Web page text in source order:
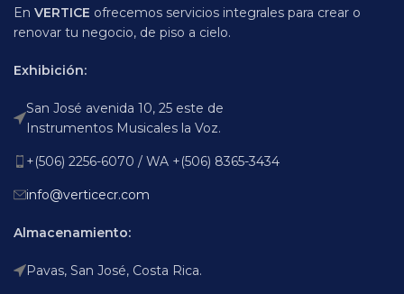
En VERTICE ofrecemos servicios integrales para crear o
renovar tu negocio, de piso a cielo.
Exhibición:
San José avenida 10, 25 este de
Instrumentos Musicales la Voz.
+(506) 2256-6070 / WA +(506) 8365-3434
info@verticecr.com
Almacenamiento:
Pavas, San José, Costa Rica.